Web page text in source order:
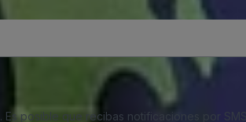
. Es posible que recibas notificaciones por